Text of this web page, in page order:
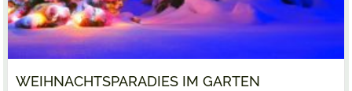
WEIHNACHTSPARADIES IM GARTEN